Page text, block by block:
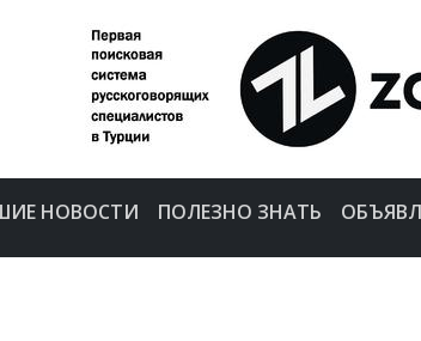
НОВОСТИ ПОЛЕЗНО ЗНАТЬ